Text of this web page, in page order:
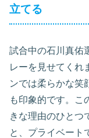
立てる
試合中の石川真佑
レーを見せてくれ
ンでは柔らかな笑
も印象的です。こ
きな理由のひとつ
と、プライベート